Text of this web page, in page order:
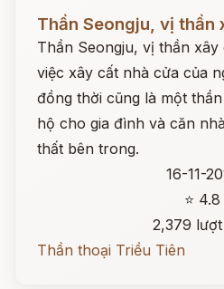
Đọc ngay
Thần Seongju, vị thần
Thần Seongju, vị thần
việc xây cất nhà cửa của
đồng thời cũng là một
hộ cho gia đình và căn
thất bên trong.
16-11-
⭐ 4.8
2,379
Thần thoại Triều Tiên